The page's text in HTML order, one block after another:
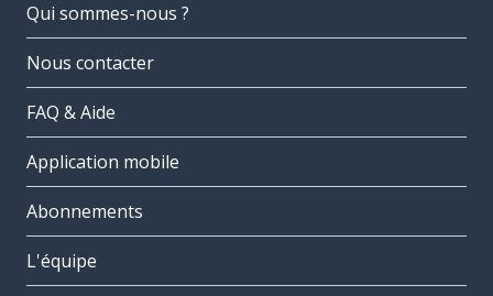
Qui sommes-nous ?
Nous contacter
FAQ & Aide
Application mobile
Abonnements
L'équipe